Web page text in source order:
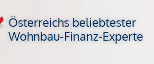
Österreichs beliebtester